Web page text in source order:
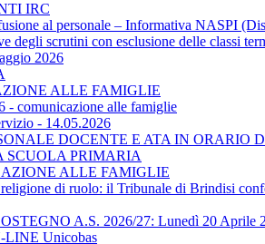
IRC
al personale – Informativa NASPI
degli scrutini con esclusione delle classi
2026
ALLE FAMIGLIE
- comunicazione alle famiglie
- 14.05.2026
DOCENTE E ATA IN ORARIO
SCUOLA PRIMARIA
ALLE FAMIGLIE
di ruolo: il Tribunale di Brindisi
A.S. 2026/27: Lunedì 20 Aprile
Unicobas